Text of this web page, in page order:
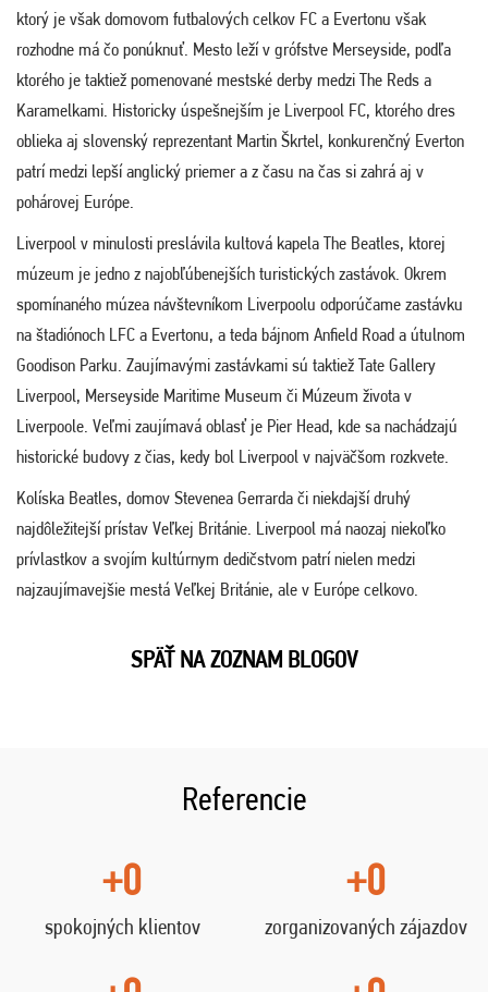
ktorý je však domovom futbalových celkov FC a Evertonu však
rozhodne má čo ponúknuť. Mesto leží v grófstve Merseyside, podľa
ktorého je taktiež pomenované mestské derby medzi The Reds a
Karamelkami. Historicky úspešnejším je Liverpool FC, ktorého dres
oblieka aj slovenský reprezentant Martin Škrtel, konkurenčný Everton
patrí medzi lepší anglický priemer a z času na čas si zahrá aj v
pohárovej Európe.
Liverpool v minulosti preslávila kultová kapela The Beatles, ktorej
múzeum je jedno z najobľúbenejších turistických zastávok. Okrem
spomínaného múzea návštevníkom Liverpoolu odporúčame zastávku
na štadiónoch LFC a Evertonu, a teda bájnom Anfield Road a útulnom
Goodison Parku. Zaujímavými zastávkami sú taktiež Tate Gallery
Liverpool, Merseyside Maritime Museum či Múzeum života v
Liverpoole. Veľmi zaujímavá oblasť je Pier Head, kde sa nachádzajú
historické budovy z čias, kedy bol Liverpool v najväčšom rozkvete.
Kolíska Beatles, domov Stevenea Gerrarda či niekdajší druhý
najdôležitejší prístav Veľkej Británie. Liverpool má naozaj niekoľko
prívlastkov a svojím kultúrnym dedičstvom patrí nielen medzi
najzaujímavejšie mestá Veľkej Británie, ale v Európe celkovo.
SPÄŤ NA ZOZNAM BLOGOV
Referencie
+0
spokojných klientov
+0
zorganizovaných zájazdov